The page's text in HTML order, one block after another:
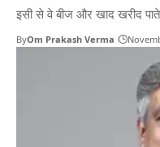
इसी से वे बीज और खाद खरीद
पालन कर पाते हैं। पहले किसानों
ByOm Prakash Verma